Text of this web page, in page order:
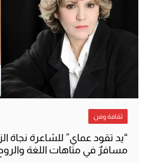
ثقافة وفن
“يد تقود عماي” للشاعرة نجاة
مسافرٌ في متاهات اللغة